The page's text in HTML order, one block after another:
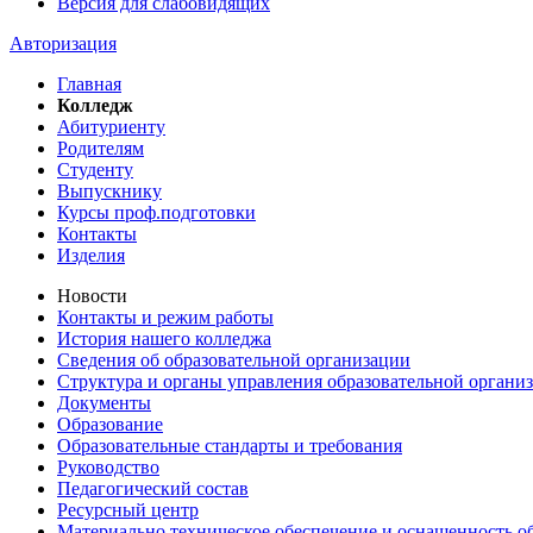
Авторизация
Главная
Колледж
Абитуриенту
Родителям
Студенту
Выпускнику
Курсы проф.подготовки
Контакты
Изделия
Новости
Контакты и режим работы
История нашего колледжа
Сведения об образовательной организации
Структура и органы управления образовательной
Документы
Образование
Образовательные стандарты и требования
Руководство
Педагогический состав
Ресурсный центр